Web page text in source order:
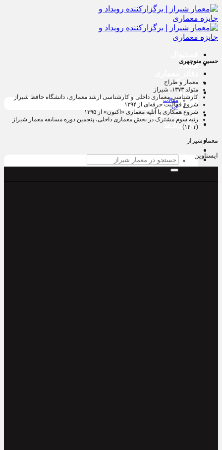
پرش
به
محتوا
معمار
نمایشگاه
رسانه
مقالات
خبر
تاریخچه معمار‌‌ شیراز
تماس با ما
جستجو
برای:
حسین منوچهری
معمار و طراح
متولد ۱۳۷۳، شیراز
کارشناسی معماری داخلی و کارشناسی ارشد معماری، دانشگاه حافظ شیراز
شروع فعالیت حرفه‌ای از ۱۳۹۴
شروع همکاری با آتلیه معماری «اکنون» از ۱۳۹۵
رتبه سوم مشترک در بخش معماری داخلی، پنجمین دوره مسابقه معمار شیراز
(۱۴۰۳)
معمارشیراز
ایستاوین